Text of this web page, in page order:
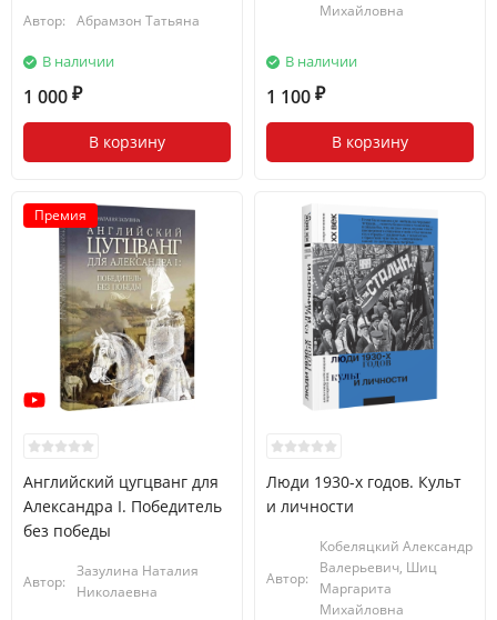
Автор: Абрамзон Татьяна
В наличии
1 000 ₽
В корзину
Михайловна
В наличии
1 100 ₽
В корзину
Премия
Английский цугцванг для
Александра I. Победитель
без победы
Автор:
Зазулина Наталия
Николаевна
Люди 1930-х годов. Культ
и личности
Автор:
Кобеляцкий Александр
Валерьевич, Шиц
Маргарита
Михайловна